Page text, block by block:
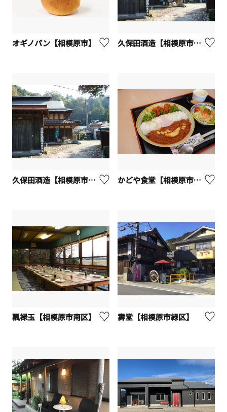
オギノパン【相模原市】 久保田酒造【相模原市】※観光事業者向けUV
久保田酒造【相模原市緑区】 かどや食堂【相模原市緑区】
飄禄玉【相模原市南区】 壽堂【相模原市緑区】